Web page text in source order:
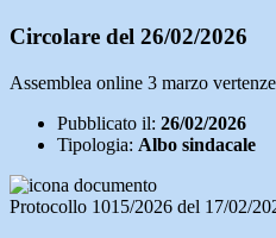
Circolare del 26/02/2026
Assemblea online 3 marzo
Pubblicato il: 26/02/2026
Tipologia: Albo sindacale
Protocollo 1015/2026 del 17/02/